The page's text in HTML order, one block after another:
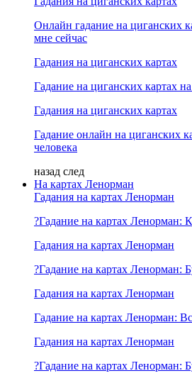
Онлайн гадание на циганских
мне сейчас
Гадания на циганских картах
Гадание на циганских картах
Гадания на циганских картах
Гадание онлайн на циганских
человека
назад след
На картах Ленорман
Гадания на картах Ленорман
?Гадание на картах Ленорман:
Гадания на картах Ленорман
?Гадание на картах Ленорман:
Гадания на картах Ленорман
Гадание на картах Ленорман:
Гадания на картах Ленорман
?Гадание на картах Ленорман: